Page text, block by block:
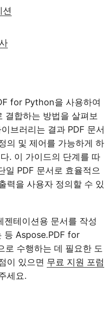
션
for Python을 사용하여
결합하는 방법을 살펴보
브러리는 결과 PDF 문서
의 및 제어를 가능하게 하
. 이 가이드의 단계를 따
일 PDF 문서로 효율적으
력을 사용자 정의할 수 있
젠테이션용 문서를 작성
등 Aspose.PDF for
수행하는 데 필요한 도
이 있으면 무료 지원 포럼
세요.